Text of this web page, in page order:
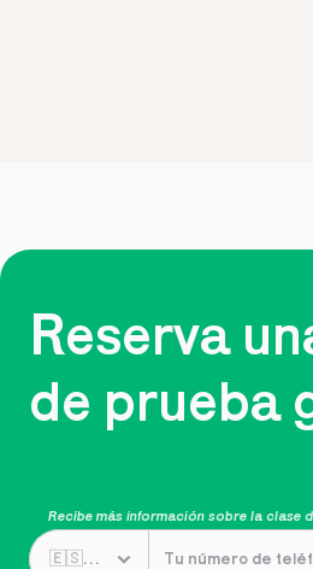
Reserva
de prueba
Recibe más información sobre la clase